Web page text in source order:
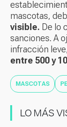
mascotas,
visible. De lo
sanciones. A
infracción
entre 500 y
MASCOTAS
LO MÁS